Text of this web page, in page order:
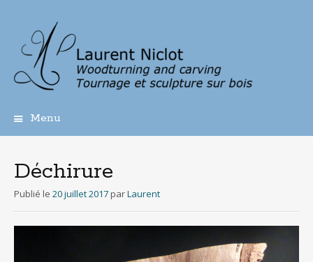
Menu
contenu
principal
Déchirure
Publié le 20 juillet 2017 parLaurent